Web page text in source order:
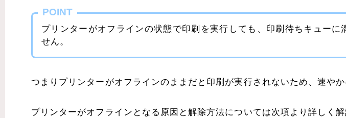
POINT
プリンターがオフラインの状態で印刷を実行しても、印刷待ちキューに
せん。
つまりプリンターがオフラインのままだと印刷が実行されないため、速や
プリンターがオフラインとなる原因と解除方法については次項より詳しく解